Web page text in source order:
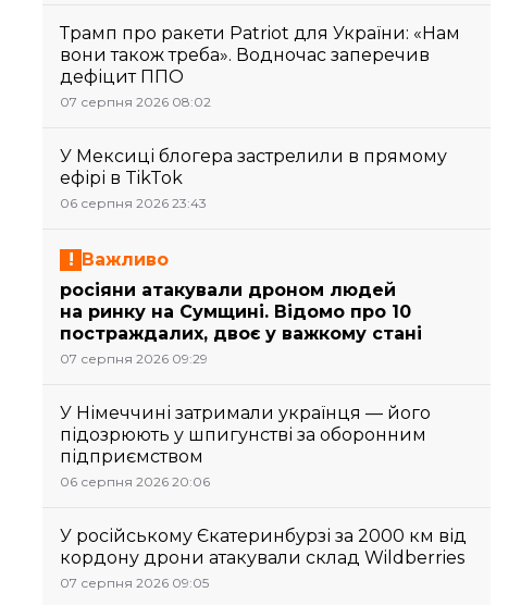
Трамп про ракети Patriot для України: «Нам
вони також треба». Водночас заперечив
дефіцит ППО
07 серпня 2026 08:02
У Мексиці блогера застрелили в прямому
ефірі в TikTok
06 серпня 2026 23:43
Важливо
росіяни атакували дроном людей
на ринку на Сумщині. Відомо про 10
постраждалих, двоє у важкому стані
07 серпня 2026 09:29
У Німеччині затримали українця — його
підозрюють у шпигунстві за оборонним
підприємством
06 серпня 2026 20:06
У російському Єкатеринбурзі за 2000 км від
кордону дрони атакували склад Wildberries
07 серпня 2026 09:05